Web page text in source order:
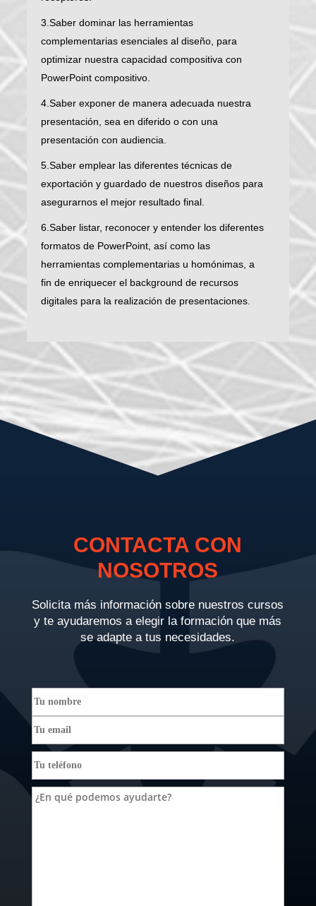
3.Saber dominar las herramientas
complementarias esenciales al diseño, para
optimizar nuestra capacidad compositiva con
PowerPoint compositivo.
4.Saber exponer de manera adecuada nuestra
presentación, sea en diferido o con una
presentación con audiencia.
5.Saber emplear las diferentes técnicas de
exportación y guardado de nuestros diseños para
asegurarnos el mejor resultado final.
6.Saber listar, reconocer y entender los diferentes
formatos de PowerPoint, así como las
herramientas complementarias u homónimas, a
fin de enriquecer el background de recursos
digitales para la realización de presentaciones.
CONTACTA CON
NOSOTROS
Solicita más información sobre nuestros cursos
y te ayudaremos a elegir la formación que más
se adapte a tus necesidades.